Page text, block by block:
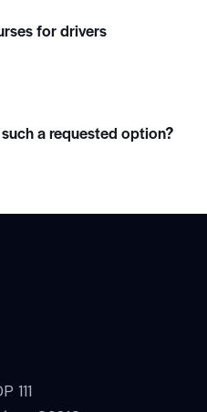
for drivers
a requested option?
111